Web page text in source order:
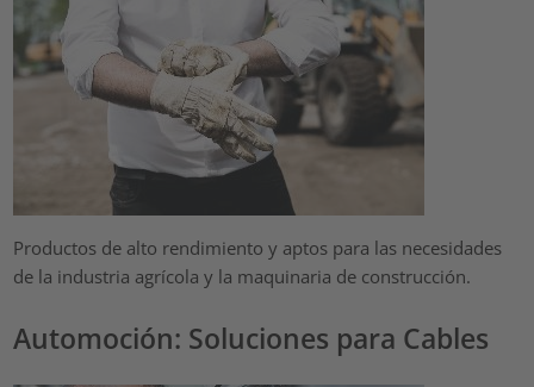
Productos de alto rendimiento y aptos para las necesidades
de la industria agrícola y la maquinaria de construcción.
Automoción: Soluciones para Cables